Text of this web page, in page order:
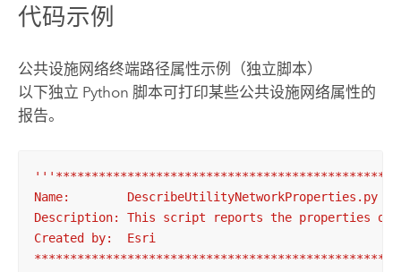
代码示例
公共设施网络终端路径属性示例（独立脚本）
以下独立 Python 脚本可打印某些公共设施网络属性的
报告。
Name:        DescribeUtilityNetworkProperties.py
Description: This script reports the properties
Created by:  Esri